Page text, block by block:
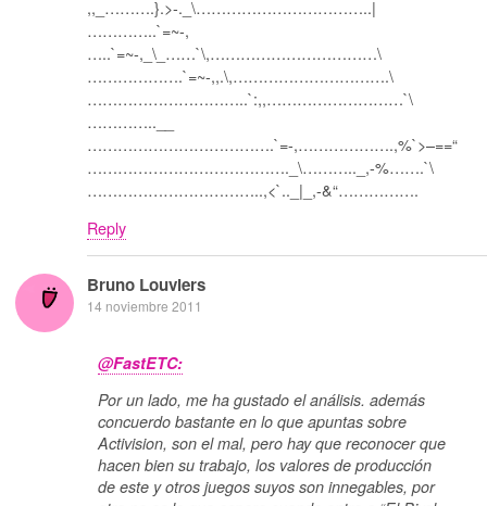
,,_……….}.>-._\……………………………..|
…………..`=~-,
…..`=~-,_\_……`\,……………………………\
……………….`=~-,,.\,………………………….\
…………………………..`:,,………………………`\
…………..__
……………………………….`=-,……………….,%`>–==“
…………………………………._\……….._,-%…….`\
……………………………..,<`.._|_,-&“…………….
Reply
Bruno Louviers
14 noviembre 2011
@FastETC:
Por un lado, me ha gustado el análisis. además
concuerdo bastante en lo que apuntas sobre
Activision, son el mal, pero hay que reconocer que
hacen bien su trabajo, los valores de producción
de este y otros juegos suyos son innegables, por